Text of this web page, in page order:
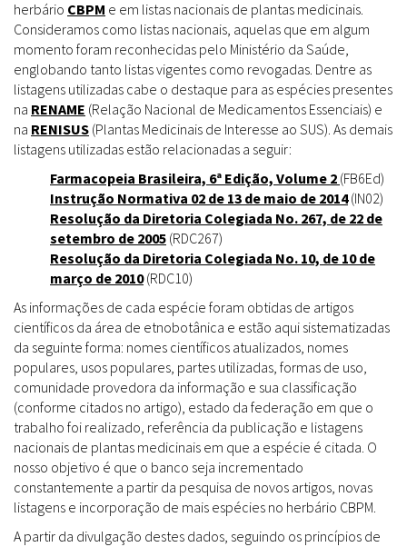
herbário CBPM e em listas nacionais de plantas medicinais.
Consideramos como listas nacionais, aquelas que em algum
momento foram reconhecidas pelo Ministério da Saúde,
englobando tanto listas vigentes como revogadas. Dentre as
listagens utilizadas cabe o destaque para as espécies presentes
na RENAME (Relação Nacional de Medicamentos Essenciais) e
na RENISUS (Plantas Medicinais de Interesse ao SUS). As demais
listagens utilizadas estão relacionadas a seguir:
Farmacopeia Brasileira, 6ª Edição, Volume 2 (FB6Ed)
Instrução Normativa 02 de 13 de maio de 2014(IN02)
Resolução da Diretoria Colegiada No. 267, de 22 de
setembro de 2005 (RDC267)
Resolução da Diretoria Colegiada No. 10, de 10 de
março de 2010(RDC10)
As informações de cada espécie foram obtidas de artigos
científicos da área de etnobotânica e estão aqui sistematizadas
da seguinte forma: nomes científicos atualizados, nomes
populares, usos populares, partes utilizadas, formas de uso,
comunidade provedora da informação e sua classificação
(conforme citados no artigo), estado da federação em que o
trabalho foi realizado, referência da publicação e listagens
nacionais de plantas medicinais em que a espécie é citada. O
nosso objetivo é que o banco seja incrementado
constantemente a partir da pesquisa de novos artigos, novas
listagens e incorporação de mais espécies no herbário CBPM.
A partir da divulgação destes dados, seguindo os princípios de